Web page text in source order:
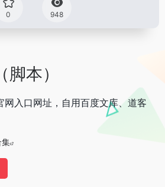
0 948
本）
网入口网址，自用百度文库、道客
集